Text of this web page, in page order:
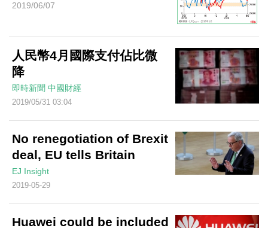
2019/06/07
人民幣4月國際支付佔比微
降
即時新聞 中國財經
2019/05/31 03:04
No renegotiation of Brexit
deal, EU tells Britain
EJ Insight
2019-05-29
Huawei could be included